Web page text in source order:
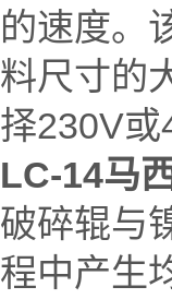
的速度。
料尺寸的
择230V或
LC-14马
破碎辊与
程中产生